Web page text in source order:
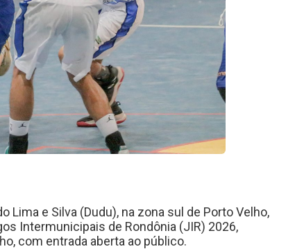
Lima e Silva (Dudu), na zona sul de Porto Velho,
Intermunicipais de Rondônia (JIR) 2026,
com entrada aberta ao público.